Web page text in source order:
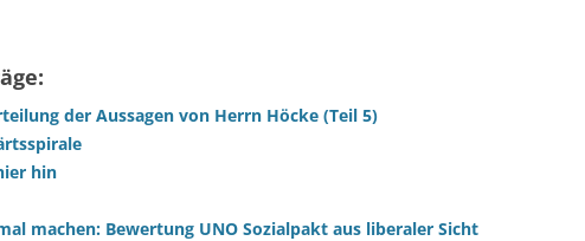
der Aussagen von Herrn Höcke (Teil 5)
hin
machen: Bewertung UNO Sozialpakt aus liberaler Sicht